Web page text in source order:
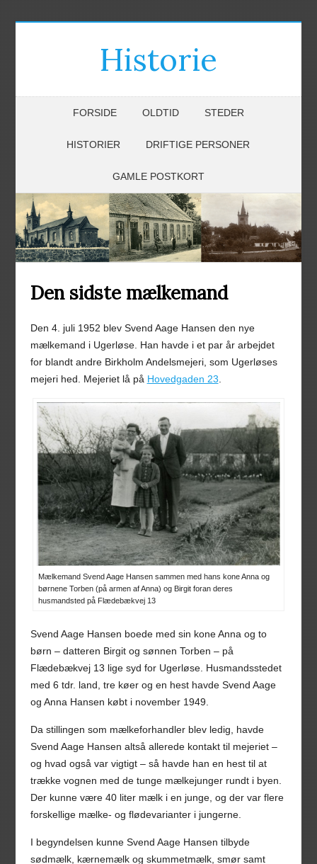
Historie
FORSIDE OLDTID STEDER
HISTORIER DRIFTIGE PERSONER
GAMLE POSTKORT
Den sidste mælkemand
Den 4. juli 1952 blev Svend Aage Hansen den nye
mælkemand i Ugerløse. Han havde i et par år arbejdet
for blandt andre Birkholm Andelsmejeri, som Ugerløses
mejeri hed. Mejeriet lå på Hovedgaden 23
Mælkemand Svend Aage Hansen sammen med hans kone Anna og
børnene Torben (på armen af Anna) og Birgit foran deres
husmandsted på Flædebækvej 13
Svend Aage Hansen boede med sin kone Anna og to
børn – datteren Birgit og sønnen Torben – på
Flædebækvej 13 lige syd for Ugerløse. Husmandsstedet
med 6 tdr. land, tre køer og en hest havde Svend Aage
og Anna Hansen købt i november 1949.
Da stillingen som mælkeforhandler blev ledig, havde
Svend Aage Hansen altså allerede kontakt til mejeriet –
og hvad også var vigtigt – så havde han en hest til at
trække vognen med de tunge mælkejunger rundt i byen.
Der kunne være 40 liter mælk i en junge, og der var flere
forskellige mælke- og flødevarianter i jungerne.
I begyndelsen kunne Svend Aage Hansen tilbyde
sødmælk, kærnemælk og skummetmælk, smør samt